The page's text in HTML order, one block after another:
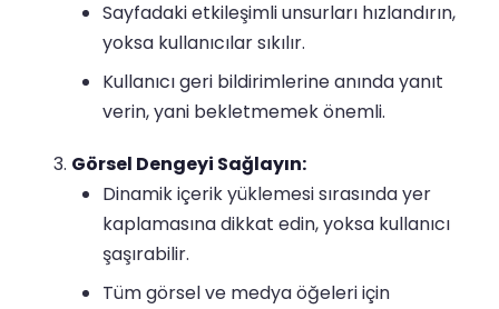
Sayfadaki etkileşimli unsurları hızlandırın,
yoksa kullanıcılar sıkılır.
Kullanıcı geri bildirimlerine anında yanıt
verin, yani bekletmemek önemli.
Görsel Dengeyi Sağlayın:
Dinamik içerik yüklemesi sırasında yer
kaplamasına dikkat edin, yoksa kullanıcı
şaşırabilir.
Tüm görsel ve medya öğeleri için